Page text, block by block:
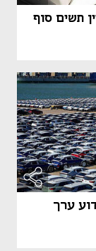
תשים סוף
ערך